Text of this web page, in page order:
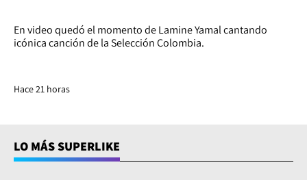
En video quedó el momento de Lamine Yamal cantando
icónica canción de la Selección Colombia.
Hace 21 horas
LO MÁS SUPERLIKE